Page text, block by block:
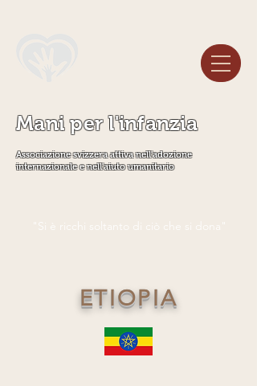
"Si è ricchi soltanto di ciò che si dona"
Mani per l'infanzia
Associazione svizzera attiva nell'adozione
internazionale e nell'aiuto umanitario
ETIOPIA